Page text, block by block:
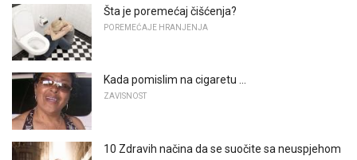
Šta je poremećaj čišćenja?
POREMEĆAJE HRANJENJA
Kada pomislim na cigaretu ...
ZAVISNOST
10 Zdravih načina da se suočite sa neuspjehom